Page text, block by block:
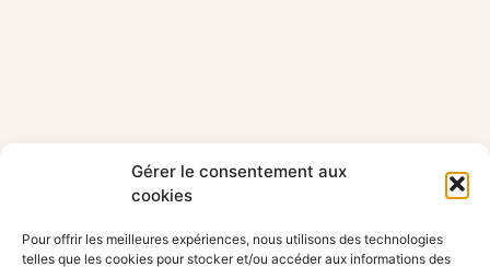
Gérer le consentement aux
cookies
Pour offrir les meilleures expériences, nous utilisons des technologies
telles que les cookies pour stocker et/ou accéder aux informations des